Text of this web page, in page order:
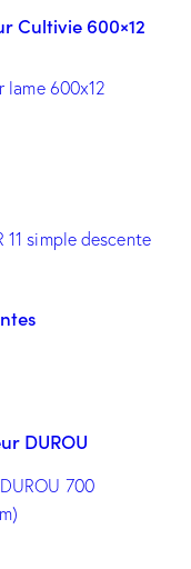
Cultivie 600×12
DUROU